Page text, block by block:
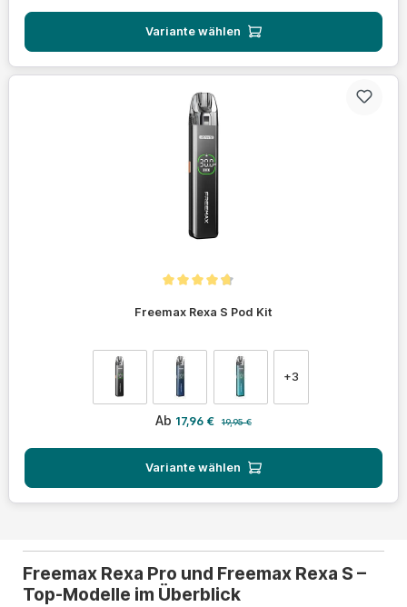
Variante wählen
Freemax Rexa S Pod Kit
auswählen
+3
Verkaufspreis:
Ab 17,96 € 19,95 €
Variante wählen
Freemax Rexa Pro und Freemax Rexa S –
Top-Modelle im Überblick